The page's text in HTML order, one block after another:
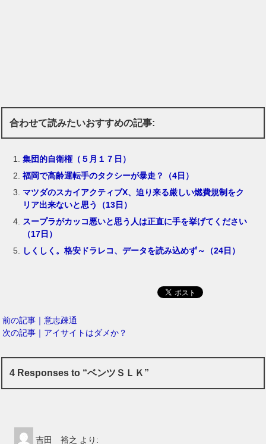
合わせて読みたいおすすめの記事:
集団的自衛権（５月１７日）
福岡で高齢運転手のタクシーが暴走？（4日）
マツダのスカイアクティブX、迫り来る厳しい燃費規制をク
リア出来ないと思う（13日）
スープラがカッコ悪いと思う人は正直に手を挙げてください
（17日）
しくしく。格安ドラレコ、データを読み込めず～（24日）
前の記事｜意志疎通
次の記事｜アイサイトはダメか？
4 Responses to “ベンツＳＬＫ”
吉田 裕之 より: